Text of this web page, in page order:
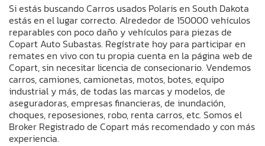
Si estás buscando Carros usados Polaris en South Dakota
estás en el lugar correcto. Alrededor de 150000 vehículos
reparables con poco daño y vehículos para piezas de
Copart Auto Subastas. Regístrate hoy para participar en
remates en vivo con tu propia cuenta en la página web de
Copart, sin necesitar licencia de consecionario. Vendemos
carros, camiones, camionetas, motos, botes, equipo
industrial y más, de todas las marcas y modelos, de
aseguradoras, empresas financieras, de inundación,
choques, reposesiones, robo, renta carros, etc. Somos el
Broker Registrado de Copart más recomendado y con más
experiencia.